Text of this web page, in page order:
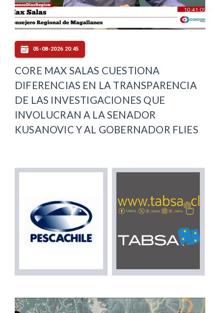
05-08-2026 20:45
CORE MAX SALAS CUESTIONA
DIFERENCIAS EN LA TRANSPARENCIA
DE LAS INVESTIGACIONES QUE
INVOLUCRAN A LA SENADOR
KUSANOVIC Y AL GOBERNADOR FLIES